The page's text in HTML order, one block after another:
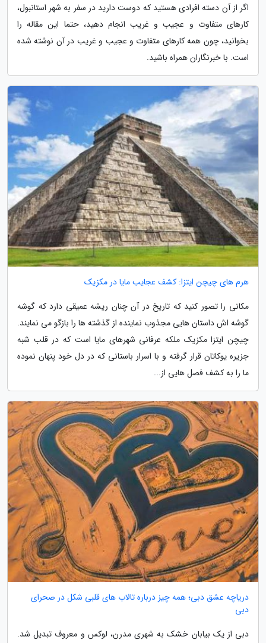
اگر از آن دسته افرادی هستید که دوست دارید در سفر به شهر استانبول،
کارهای متفاوت و عجیب و غریب انجام دهید، حتما این مقاله را
بخوانید، چون همه کارهای متفاوت و عجیب و غریب در آن نوشته شده
است. با خبرنگاران همراه باشید.
هرم های چیچن ایتزا: کشف عجایب مایا در مکزیک
مکانی را تصور کنید که تاریخ در آن چنان ریشه عمیقی دارد که گوشه
گوشه اش داستان هایی مجذوب نماینده از گذشته ها را بازگو می نمایند.
چیچن ایتزا مکزیک ملکه عرفانی شهرهای مایا است که در قلب شبه
جزیره یوکاتان قرار گرفته و با اسرار باستانی که در دل خود پنهان نموده
ما را به کشف فصل هایی از...
دریاچه عشق دبی؛ همه چیز درباره تالاب های قلبی شکل در صحرای
دبی
دبی از یک بیابان خشک به شهری مدرن، لوکس و معروف تبدیل شد.